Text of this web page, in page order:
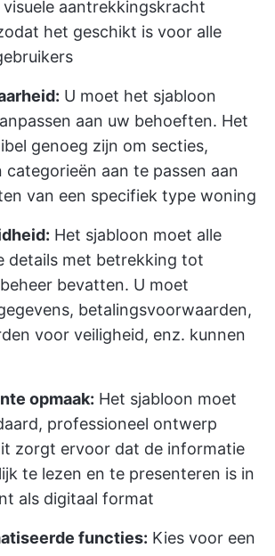
aantrekkingskracht
het geschikt is voor alle
U moet het sjabloon
aan uw behoeften. Het
genoeg zijn om secties,
categorieën aan te passen aan
van een specifiek type woning
Het sjabloon moet alle
details met betrekking tot
bevatten. U moet
betalingsvoorwaarden,
voor veiligheid, enz. kunnen
opmaak: Het sjabloon moet
professioneel ontwerp
zorgt ervoor dat de informatie
te lezen en te presenteren is in
als digitaal format
functies: Kies voor een